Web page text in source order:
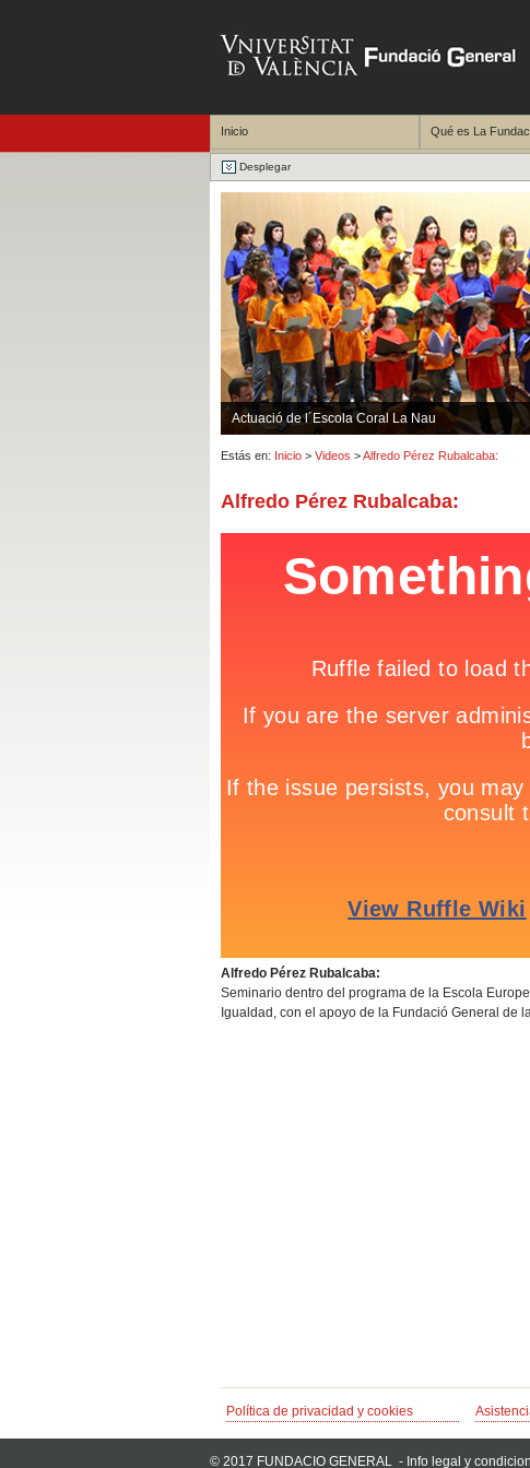
Inicio Qué es La
Desplegar
Actuació de l´Escola Coral La Nau
Estás en: Inicio > Videos >Alfredo Pérez Rubalcaba:
Alfredo Pérez Rubalcaba:
Alfredo Pérez Rubalcaba:
Seminario dentro del programa de la Escola
Igualdad, con el apoyo de la Fundació General de
Política de privacidad y cookies
© 2017 FUNDACIO GENERAL - Info legal y